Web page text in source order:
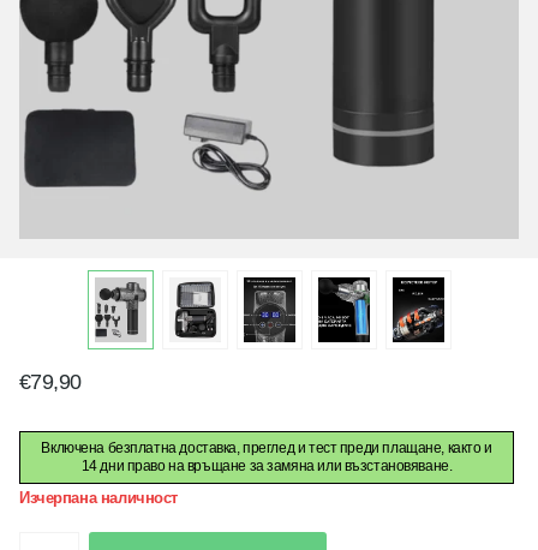
€79,90
Включена безплатна доставка, преглед и тест преди плащане, както и
14 дни право на връщане за замяна или възстановяване.
Изчерпана наличност